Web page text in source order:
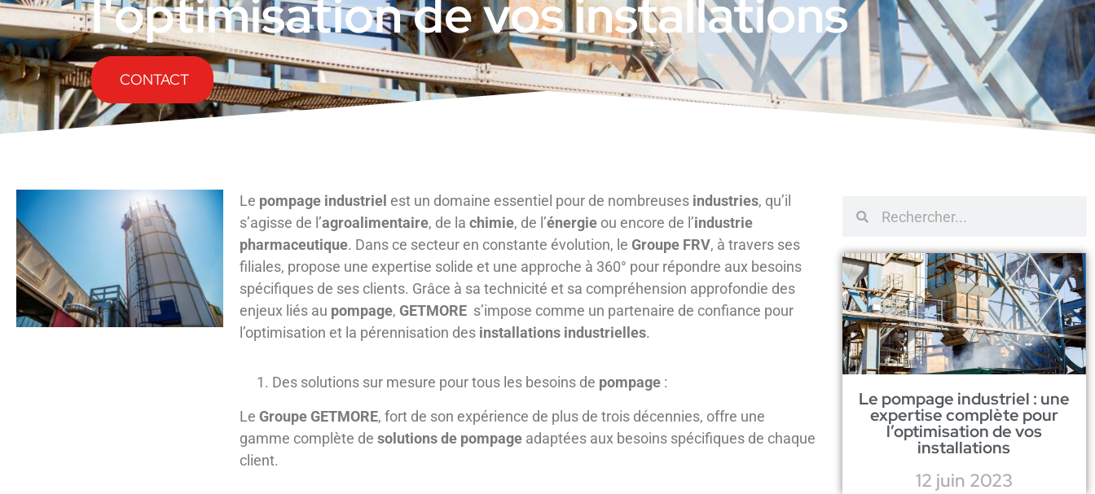
l'optimisation de vos installations
CONTACT
Le pompage industriel est un domaine essentiel pour de nombreuses industries, qu’il
s’agisse de l’agroalimentaire, de lachimie, de l’énergie ou encore de l’industrie
pharmaceutique. Dans ce secteur en constante évolution, le Groupe FRV, à travers ses
filiales, propose une expertise solide et une approche à 360° pour répondre aux besoins
spécifiques de ses clients. Grâce à sa technicité et sa compréhension approfondie des
enjeux liés au pompage, GETMORE s’impose comme un partenaire de confiance pour
l’optimisation et la pérennisation des installations industrielles.
Des solutions sur mesure pour tous les besoins de pompage :
Le Groupe GETMORE, fort de son expérience de plus de trois décennies, offre une
gamme complète desolutions de pompage adaptées aux besoins spécifiques de chaque
client.
Le pompage industriel : une
expertise complète pour
l’optimisation de vos
installations
12 juin 2023